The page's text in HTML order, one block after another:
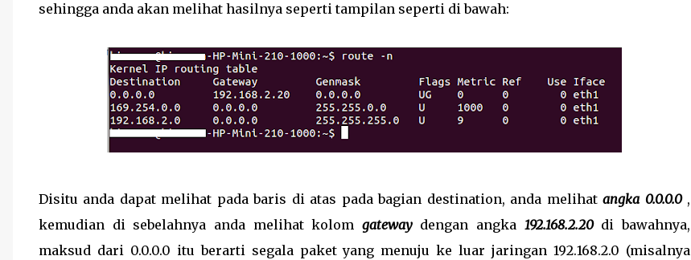
sehingga anda akan melihat hasilnya seperti tampilan seperti di bawah:
Disitu anda dapat melihat pada baris di atas pada bagian destination, anda melihatangka 0.0.0.0,
kemudian di sebelahnya anda melihat kolom gatewaydengan angka 192.168.2.20di bawahnya,
maksud dari 0.0.0.0 itu berarti segala paket yang menuju ke luar jaringan 192.168.2.0 (misalnya